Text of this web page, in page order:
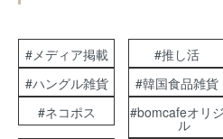
#メディア掲載 #推し活
#ハングル雑貨
#韓国食品雑貨
#ネコポス
#bomcafeオリ
ル